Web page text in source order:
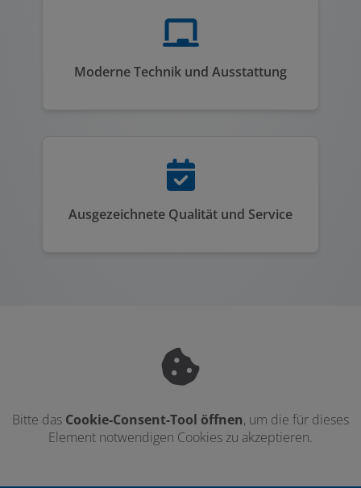
Moderne Technik und Ausstattung
Ausgezeichnete Qualität und Service
Bitte das Cookie-Consent-Tool öffnen, um die für dieses
Element notwendigen Cookies zu akzeptieren.